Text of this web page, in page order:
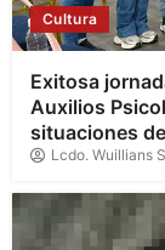
Cultura
Exitosa
Auxilios
situaciones
Lcdo. Wuillians